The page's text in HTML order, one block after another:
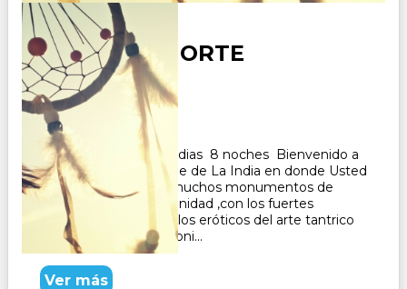
INDIA DEL NORTE
Duración:
Noches
Paquete Tuistico de 9 dias 8 noches Bienvenido a
un descanso en un viaje de La India en donde Usted
disfrutara las visitas a muchos monumentos de
patrimonio de la humanidad ,con los fuertes
maravillosos , los templos eróticos del arte tantrico
de Khajurao de patrimoni...
Ver más